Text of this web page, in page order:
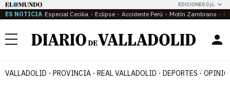
EDICIONES CyL
ES NOTICIA Especial Cecilia Eclipse Accidente Perú Motín Zambrana
Menú
VALLADOLID PROVINCIA REAL VALLADOLID DEPORTES